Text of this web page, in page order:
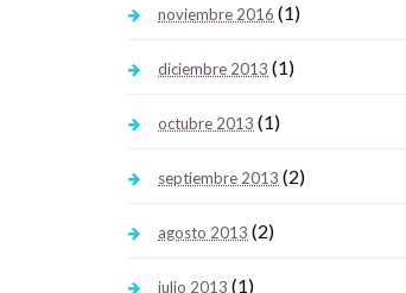
noviembre 2016 (1)
diciembre 2013 (1)
octubre 2013 (1)
septiembre 2013 (2)
agosto 2013 (2)
julio 2013 (1)